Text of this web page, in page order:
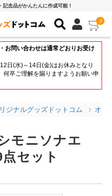
念品がかんたんに作成可能！
0
お問い合わせは通常どおりお受け
日(水)～14日(金)はお休みとなり
何卒ご理解を賜りますようお願い申
ジナルグッズドットコム オリ
モニソナエ
セット